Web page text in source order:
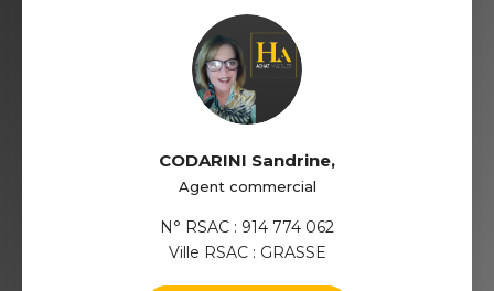
CODARINI Sandrine,
Agent commercial
N° RSAC : 914 774 062
Ville RSAC : GRASSE